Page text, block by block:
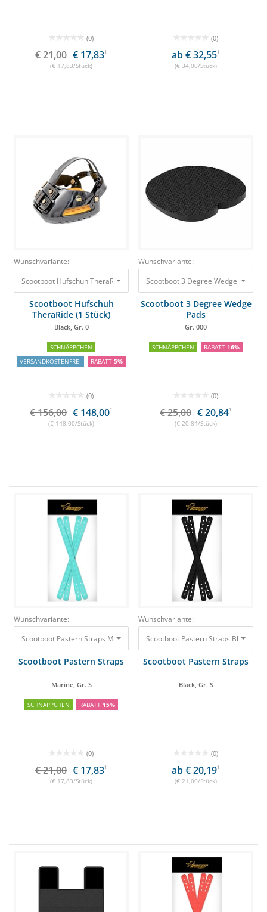
(0)
€ 21,00 € 17,831
(€ 17,83/Stück)
(0)
ab € 32,551
(€ 34,00/Stück)
Wunschvariante:
Scootboot Hufschuh TheraRide (1 Stück) Black, Gr. 0156,00 €148,00 €
Scootboot Hufschuh
TheraRide (1 Stück)
Black, Gr. 0
SCHNÄPPCHEN
VERSANDKOSTENFREI
RABATT 5%
(0)
€ 156,00 € 148,001
(€ 148,00/Stück)
Wunschvariante:
Scootboot 3 Degree Wedge Pads
Scootboot 3 Degree Wedge
Pads
Gr. 000
SCHNÄPPCHEN RABATT 16%
(0)
€ 25,00 € 20,841
(€ 20,84/Stück)
Wunschvariante:
Scootboot Pastern Straps Marine, Gr. S21,00 €17,83 €
Scootboot Pastern Straps
Marine, Gr. S
SCHNÄPPCHEN RABATT 15%
(0)
€ 21,00 € 17,831
(€ 17,83/Stück)
Wunschvariante:
Scootboot Pastern Straps Black, Gr.
Scootboot Pastern Straps
Black, Gr. S
(0)
ab € 20,191
(€ 21,00/Stück)